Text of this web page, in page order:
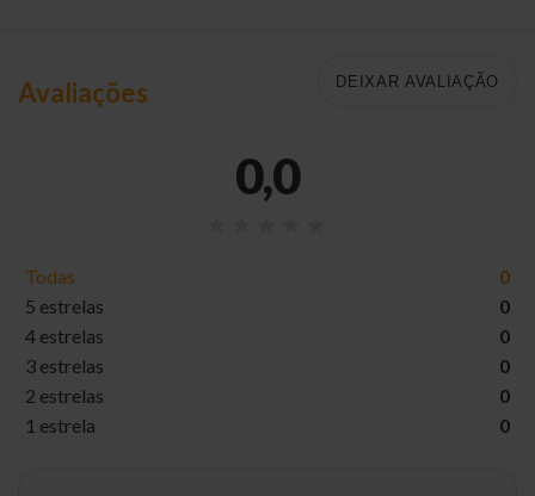
Avaliações DEIXAR AVALIAÇÃO
0,0
Todas
0
5 estrelas
0
4 estrelas
0
3 estrelas
0
2 estrelas
0
1 estrela
0